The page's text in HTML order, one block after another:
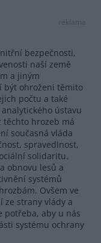
reklama
bezpečnosti,
naší země
a jiným
být ohroženi těmito
počtu a také
ústavu
těchto hrozeb má
současná vláda
spravedlnost,
solidaritu.
obnovu lesů a
systémů
Ovšem ve
ze strany vlády a
potřeba, aby u nás
systému ochrany